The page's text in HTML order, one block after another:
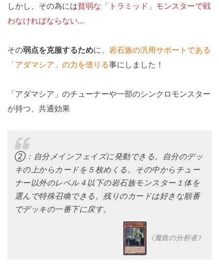
しかし、その為には貧弱な「トラミッド」モンスターで戦
わなければならない…
その弱点を克服するために、 岩石族の汎用サポートである
「アダマシア」の力を借りる事にしました！
「アダマシア」のチューナーや一部のシンクロモンスター
が持つ、共通効果
②：自分メインフェイズに発動できる。自分のデッ
キの上からカードを５枚めくる。その中からチュー
ナー以外のレベル４以下の岩石族モンスター１体を
選んで特殊召喚できる。残りのカードは好きな順番
でデッキの一番下に戻す。
《魔救の分析者》